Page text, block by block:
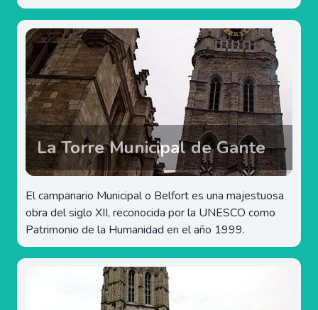
La Torre Municipal de Gante
El campanario Municipal o Belfort es una majestuosa
obra del siglo XII, reconocida por la UNESCO como
Patrimonio de la Humanidad en el año 1999.